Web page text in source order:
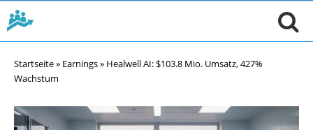
Startseite» Earnings» Healwell AI: $103.8 Mio. Umsatz, 427%
Wachstum